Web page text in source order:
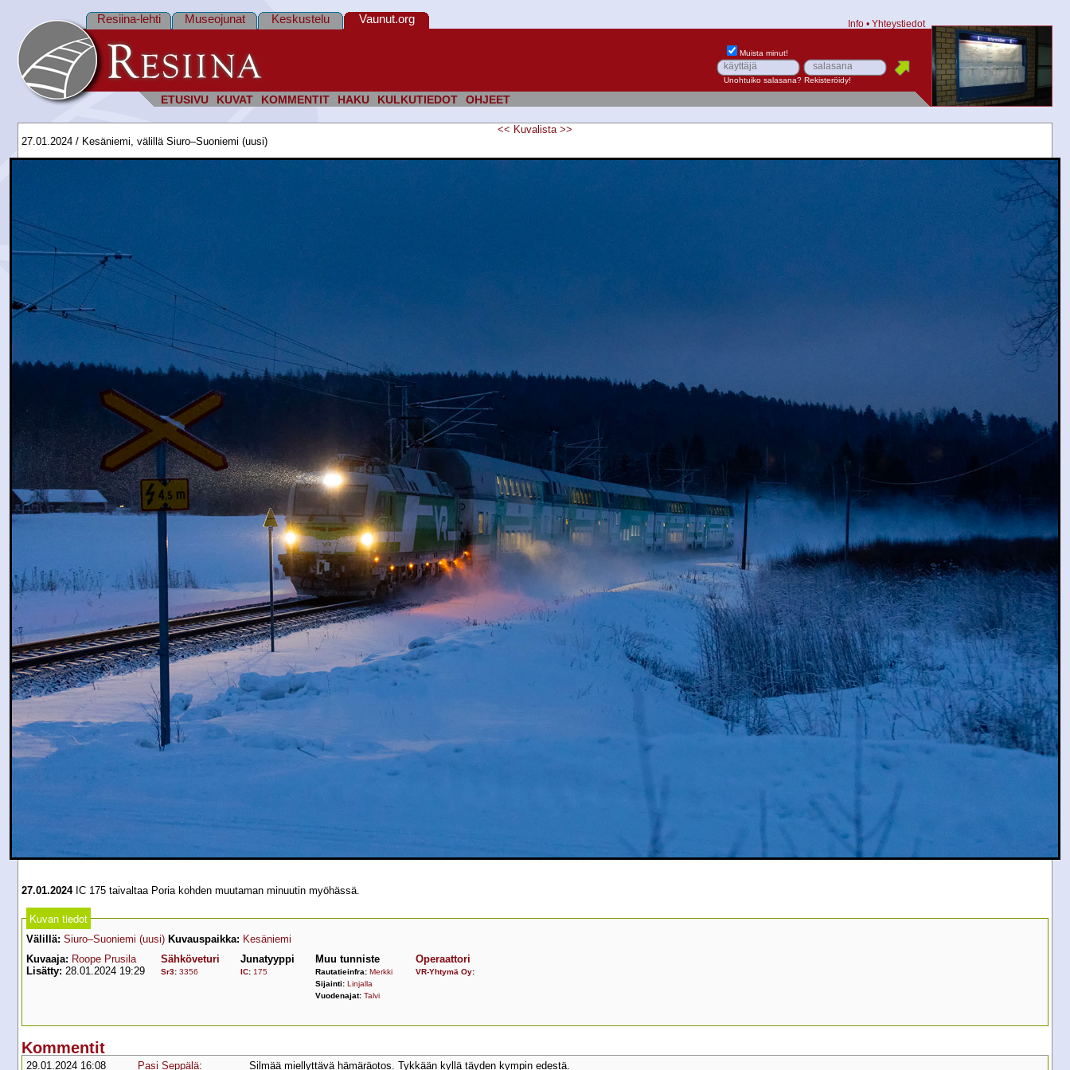
ETUSIVU KUVAT KOMMENTIT HAKU KULKUTIEDOT OHJEET
Resiina-lehti Museojunat Keskustelu Vaunut.org Info • Yhteystiedot
Muista minut!
Unohtuiko salasana? Rekisteröidy!
<< Kuvalista >>
27.01.2024 / Kesäniemi, välillä Siuro–Suoniemi (uusi)
27.01.2024IC 175 taivaltaa Poria kohden muutaman minuutin myöhässä.
Kuvan tiedot
Välillä: Siuro–Suoniemi (uusi) Kuvauspaikka: Kesäniemi
Kuvaaja: Roope Prusila
Lisätty: 28.01.2024 19:29
Sähköveturi
Sr3: 3356
Junatyyppi
IC: 175
Muu tunniste
Rautatieinfra: Merkki
Sijainti: Linjalla
Vuodenajat: Talvi
Operaattori
VR-Yhtymä Oy:
Kommentit
29.01.2024 16:08 Pasi Seppälä: Silmää miellyttävä hämäräotos. Tykkään kyllä täyden kympin edestä.